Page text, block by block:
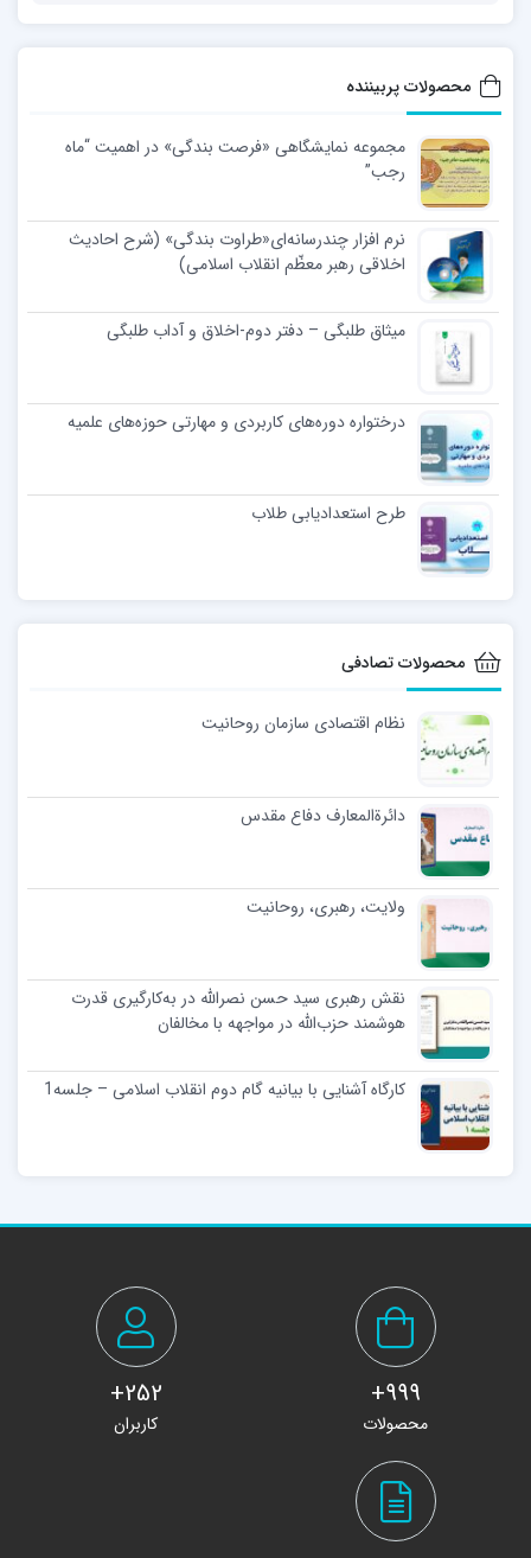
محصولات پربیننده
مجموعه نمایشگاهی «فرصت بندگی» در اهمیت “ماه
رجب”
نرم افزار چندرسانه‌ای«طراوت بندگی» (شرح احادیث
اخلاقی رهبر معظّم انقلاب اسلامی)
میثاق طلبگی – دفتر دوم-اخلاق و آداب طلبگی
درختواره دوره‌های کاربردی و مهارتی حوزه‌های علمیه
طرح استعدادیابی طلاب
محصولات تصادفی
نظام اقتصادی سازمان روحانیت
دائرةالمعارف دفاع مقدس
ولایت، رهبری، روحانیت
نقش رهبری سید حسن نصرالله در به‌کارگیری قدرت
هوشمند حزب‌الله در مواجهه با مخالفان
کارگاه آشنایی با بیانیه گام دوم انقلاب اسلامی – جلسه1
999+
محصولات
252+
کاربران